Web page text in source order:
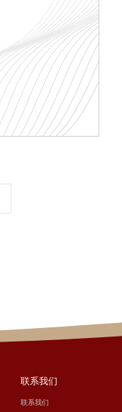
联系我们
联系我们